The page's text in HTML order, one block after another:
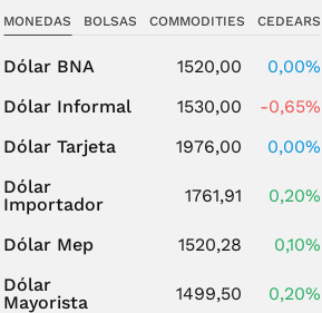
MONEDAS BOLSAS COMMODITIES CEDEARS
Dólar BNA 1520,00
0,00%
Dólar Informal
1530,00
-0,65%
Dólar Tarjeta
1976,00
0,00%
Dólar
Importador
1761,91 0,20%
Dólar Mep 1520,28
0,10%
Dólar
Mayorista
1499,50 0,20%